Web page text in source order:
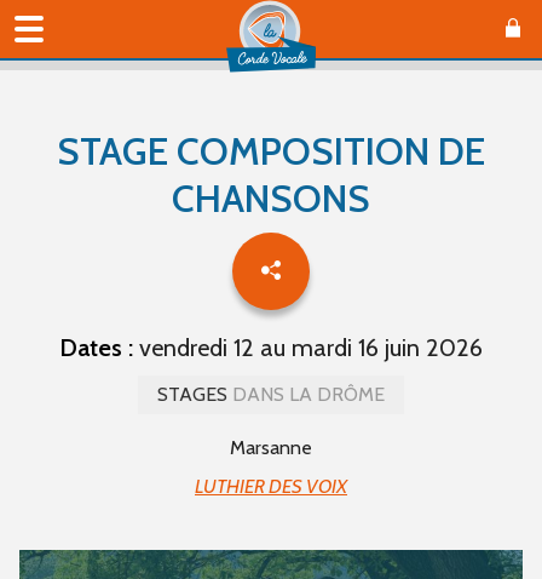
STAGE COMPOSITION DE
CHANSONS
Dates : vendredi 12 au mardi 16 juin 2026
STAGES DANS LA DRÔME
Marsanne
LUTHIER DES VOIX